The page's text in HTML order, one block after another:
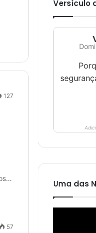
127
57
Versículo
Uma das